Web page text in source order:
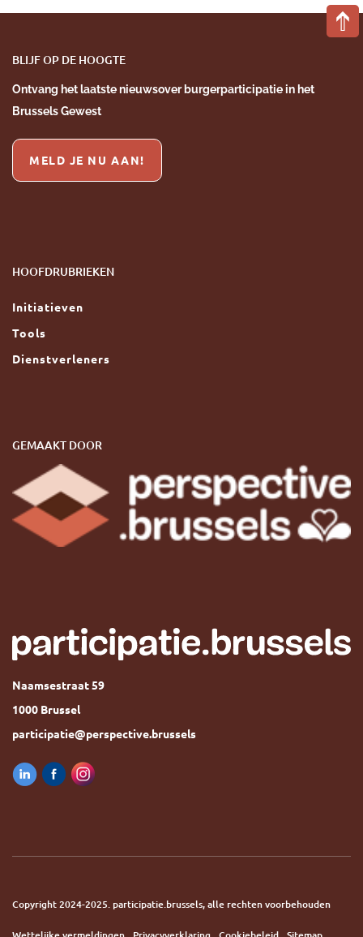
BLIJF OP DE HOOGTE
Ontvang het laatste nieuwsover burgerparticipatiein het
Brussels Gewest
MELD JE NU AAN!
HOOFDRUBRIEKEN
Initiatieven
Tools
Dienstverleners
GEMAAKT DOOR
Naamsestraat 59
1000 Brussel
participatie@perspective.brussels
Copyright 2024-2025. participatie.brussels, alle rechten voorbehouden